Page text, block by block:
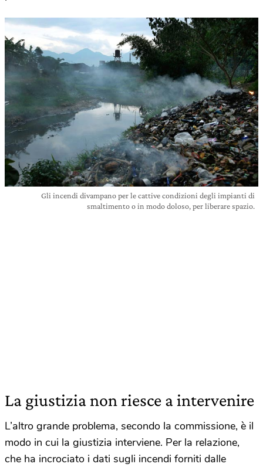
Gli incendi divampano per le cattive condizioni degli impianti di
smaltimento o in modo doloso, per liberare spazio.
La giustizia non riesce a intervenire
L’altro grande problema, secondo la commissione, è il
modo in cui la giustizia interviene. Per la relazione,
che ha incrociato i dati sugli incendi forniti dalle